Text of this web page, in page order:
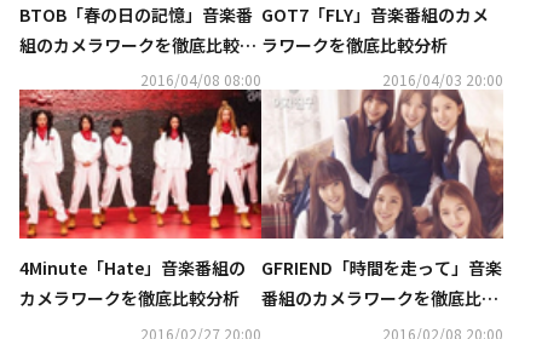
BTOB「春の日の記憶」音楽番
組のカメラワークを徹底比較分
2016/04/08 08:00
GOT7「FLY」音楽番組のカメ
ラワークを徹底比較分析
2016/04/03 20:00
4Minute「Hate」音楽番組の
カメラワークを徹底比較分析
2016/02/27 20:00
GFRIEND「時間を走って」音楽
番組のカメラワークを徹底比較
2016/02/08 20:00